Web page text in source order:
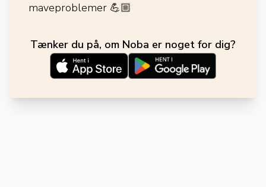
maveproblemer 💪🏼
Tænker du på, om Noba er noget for dig?